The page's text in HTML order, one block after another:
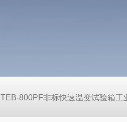
TEB-800PF非标快速温变试验箱工